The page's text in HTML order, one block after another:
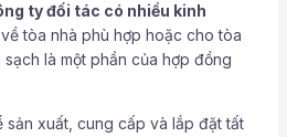
ty đối tác có nhiều kinh
tòa nhà phù hợp hoặc cho tòa
là một phần của hợp đồng
sản xuất, cung cấp và lắp đặt tất